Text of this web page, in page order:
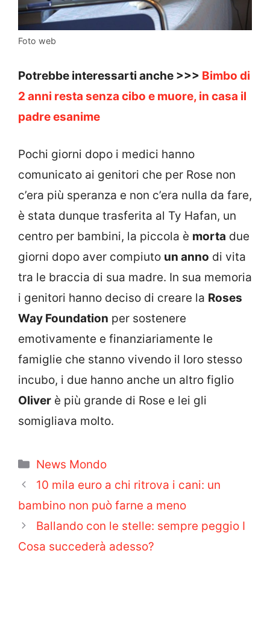
Foto web
Potrebbe interessarti anche >>> Bimbo di
2 anni resta senza cibo e muore, in casa il
padre esanime
Pochi giorni dopo i medici hanno
comunicato ai genitori che per Rose non
c’era più speranza e non c’era nulla da fare,
è stata dunque trasferita al Ty Hafan, un
centro per bambini, la piccola è morta due
giorni dopo aver compiuto un anno di vita
tra le braccia di sua madre. In sua memoria
i genitori hanno deciso di creare la Roses
Way Foundation per sostenere
emotivamente e finanziariamente le
famiglie che stanno vivendo il loro stesso
incubo, i due hanno anche un altro figlio
Oliver è più grande di Rose e lei gli
somigliava molto.
Categorie
News Mondo
10 mila euro a chi ritrova i cani: un
bambino non può farne a meno
Ballando con le stelle: sempre peggio I
Cosa succederà adesso?